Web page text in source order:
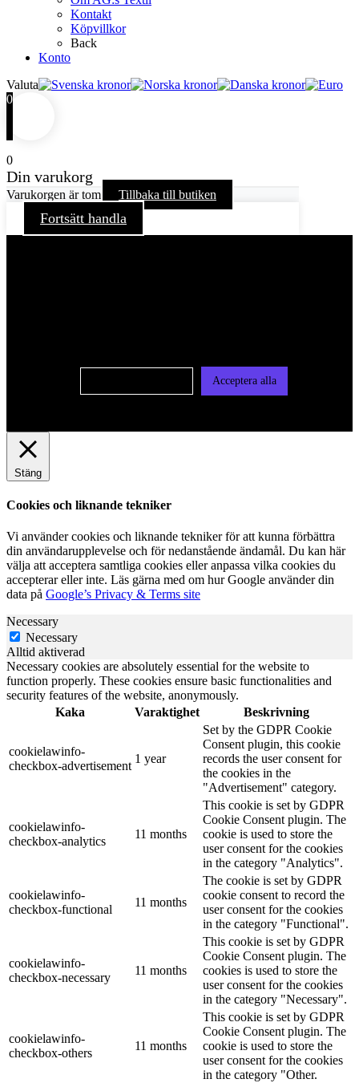
Kontakt
Köpvillkor
Back
Konto
Valuta
0
0
Din varukorg
Varukorgen är tom Tillbaka till butiken
Fortsätt handla
Acceptera alla
Stäng
Cookies och liknande tekniker
Vi använder cookies och liknande tekniker för att kunna förbättra
din användarupplevelse och för nedanstående ändamål. Du kan här
välja att acceptera samtliga cookies eller anpassa vilka cookies du
accepterar eller inte. Läs gärna med om hur Google använder din
data på Google’s Privacy & Terms site
Necessary
Necessary
Alltid aktiverad
Necessary cookies are absolutely essential for the website to
function properly. These cookies ensure basic functionalities and
security features of the website, anonymously.
Kaka
Varaktighet Beskrivning
cookielawinfo-
checkbox-advertisement
1 year
Set by the GDPR Cookie
Consent plugin, this cookie
records the user consent for
the cookies in the
"Advertisement" category.
cookielawinfo-
checkbox-analytics
11 months
This cookie is set by GDPR
Cookie Consent plugin. The
cookie is used to store the
user consent for the cookies
in the category "Analytics".
cookielawinfo-
checkbox-functional
11 months
The cookie is set by GDPR
cookie consent to record the
user consent for the cookies
in the category "Functional".
cookielawinfo-
checkbox-necessary
11 months
This cookie is set by GDPR
Cookie Consent plugin. The
cookies is used to store the
user consent for the cookies
in the category "Necessary".
cookielawinfo-
checkbox-others
11 months
This cookie is set by GDPR
Cookie Consent plugin. The
cookie is used to store the
user consent for the cookies
in the category "Other.